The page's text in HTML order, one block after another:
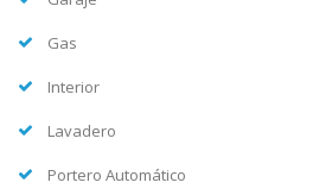
Gas
Interior
Lavadero
Portero Automático